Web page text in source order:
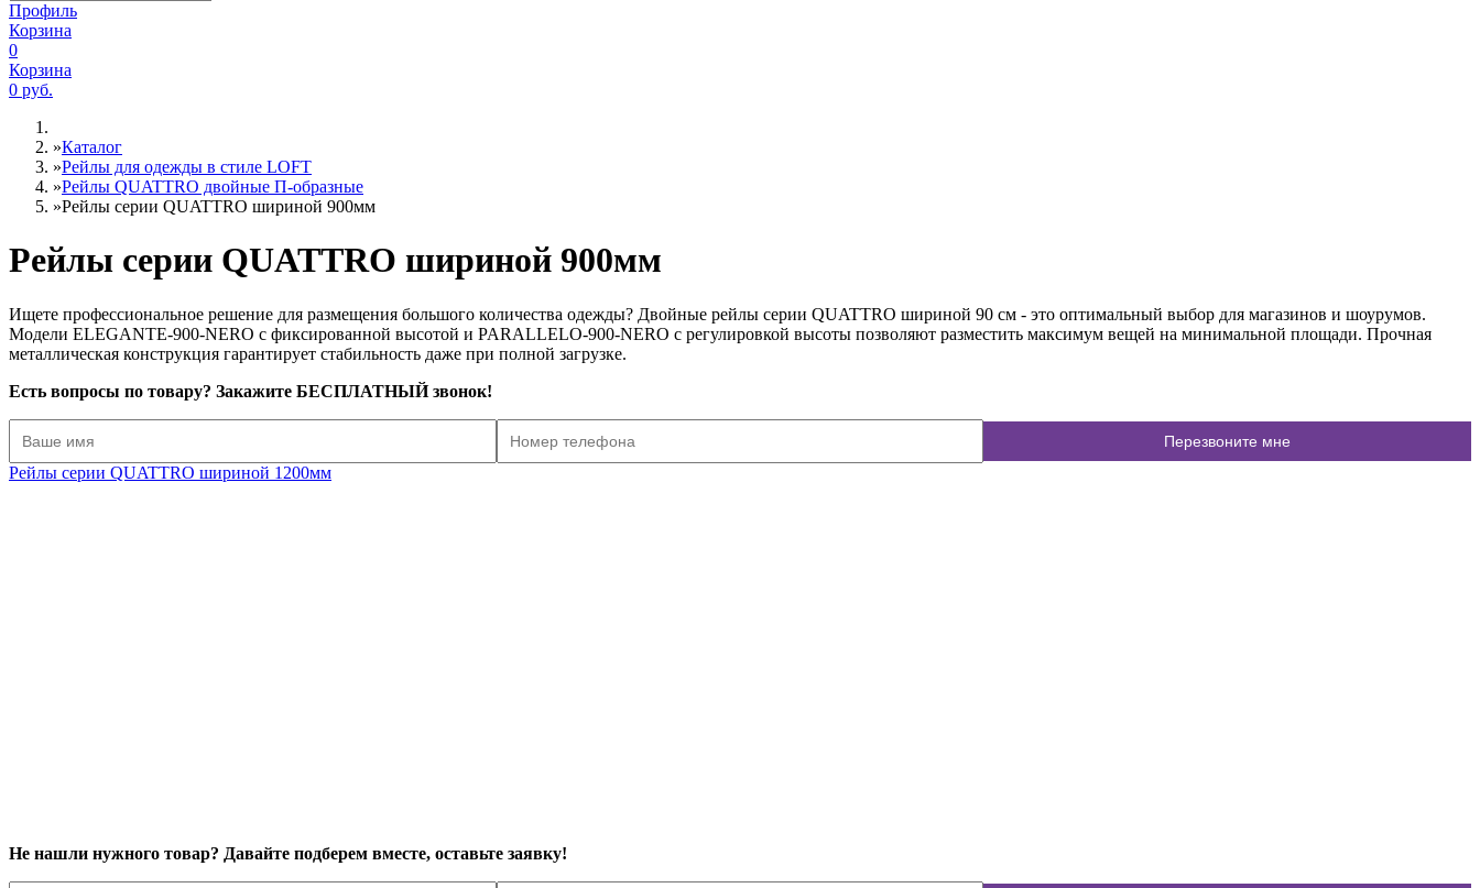
Профиль
Корзина
0
Корзина
0 руб.
»Каталог
»Рейлы для одежды в стиле LOFT
»Рейлы QUATTRO двойные П-образные
»Рейлы серии QUATTRO шириной 900мм
Рейлы серии QUATTRO шириной 900мм
Ищете профессиональное решение для размещения большого количества одежды? Двойные рейлы серии QUATTRO шириной 90 см - это оптимальный выбор для магазинов и шоурумов.
Модели ELEGANTE-900-NERO с фиксированной высотой и PARALLELO-900-NERO с регулировкой высоты позволяют разместить максимум вещей на минимальной площади. Прочная
металлическая конструкция гарантирует стабильность даже при полной загрузке.
Есть вопросы по товару? Закажите БЕСПЛАТНЫЙ звонок!
Рейлы серии QUATTRO шириной 1200мм
Не нашли нужного товар? Давайте подберем вместе, оставьте заявку!